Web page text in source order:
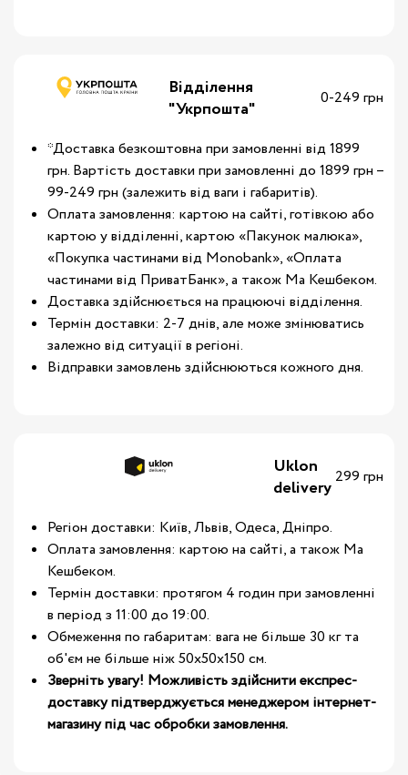
Відділення
"Укрпошта"
0-249 грн
*Доставка безкоштовна при замовленні від 1899
грн. Вартість доставки при замовленні до 1899 грн –
99-249 грн (залежить від ваги і габаритів).
Оплата замовлення: картою на сайті, готівкою або
картою у відділенні, картою «Пакунок малюка»,
«Покупка частинами від Monobank», «Оплата
частинами від ПриватБанк», а також Ма Кешбеком.
Доставка здійснюється на працюючі відділення.
Термін доставки: 2-7 днів, але може змінюватись
залежно від ситуації в регіоні.
Відправки замовлень здійснюються кожного дня.
Uklon
delivery 299 грн
Регіон доставки: Київ, Львів, Одеса, Дніпро.
Оплата замовлення: картою на сайті, а також Ма
Кешбеком.
Термін доставки: протягом 4 годин при замовленні
в період з 11:00 до 19:00.
Обмеження по габаритам: вага не більше 30 кг та
об'єм не більше ніж 50х50х150 см.
Зверніть увагу! Можливість здійснити експрес-
доставку підтверджується менеджером інтернет-
магазину під час обробки замовлення.